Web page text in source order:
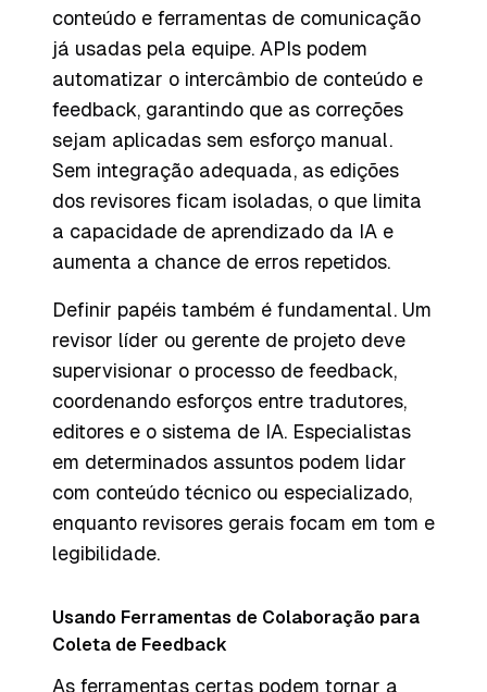
conteúdo e ferramentas de comunicação
já usadas pela equipe. APIs podem
automatizar o intercâmbio de conteúdo e
feedback, garantindo que as correções
sejam aplicadas sem esforço manual.
Sem integração adequada, as edições
dos revisores ficam isoladas, o que limita
a capacidade de aprendizado da IA e
aumenta a chance de erros repetidos.
Definir papéis também é fundamental. Um
revisor líder ou gerente de projeto deve
supervisionar o processo de feedback,
coordenando esforços entre tradutores,
editores e o sistema de IA. Especialistas
em determinados assuntos podem lidar
com conteúdo técnico ou especializado,
enquanto revisores gerais focam em tom e
legibilidade.
Usando Ferramentas de Colaboração para
Coleta de Feedback
As ferramentas certas podem tornar a